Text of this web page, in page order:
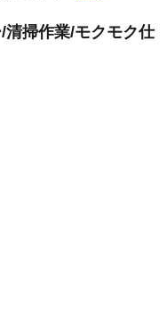
掃作業/モクモク仕